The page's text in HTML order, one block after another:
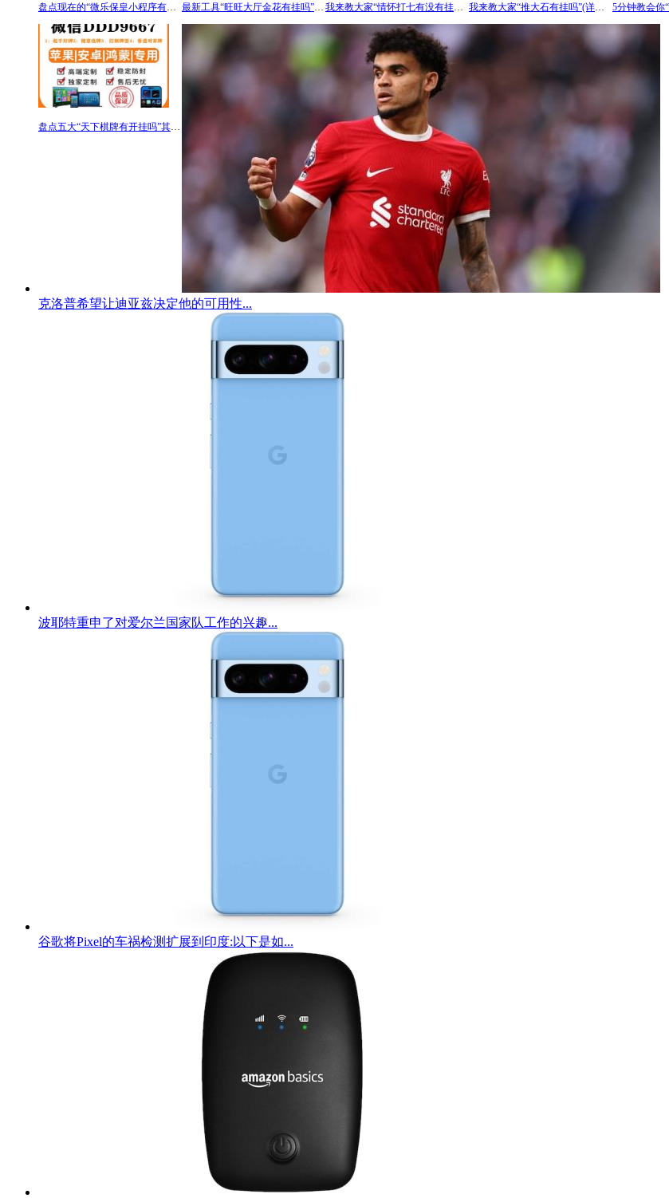
盘点现在的“微乐保皇小程序有挂透视吗”（确实是有）-知乎 最新工具“旺旺大厅金花有挂吗”(详细开挂教程)-知乎 我来教大家“情怀打七有没有挂！详细开挂教程（确实真的有挂)-知乎 我来教大家“推大石有挂吗”(详细开挂教程)-包教包会
盘点五大“天下棋牌有开挂吗”其实确实有挂
克洛普希望让迪亚兹决定他的可用性...
波耶特重申了对爱尔兰国家队工作的兴趣...
谷歌将Pixel的车祸检测扩展到印度:以下是如...